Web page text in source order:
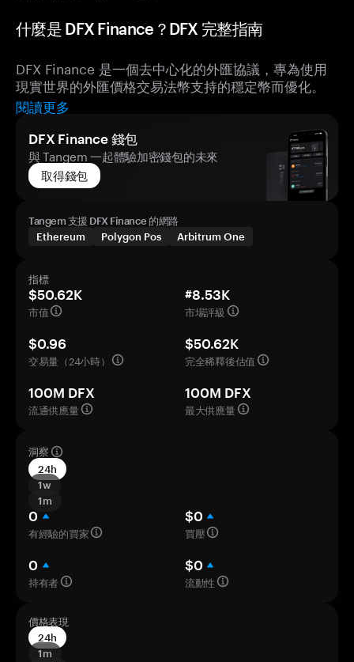
什麼是 DFX Finance？DFX 完整指南
DFX Finance 是一個去中心化的外匯協議，專為使用
現實世界的外匯價格交易法幣支持的穩定幣而優化。
閱讀更多
DFX Finance 錢包
與 Tangem 一起體驗加密錢包的未來
取得錢包
Tangem 支援 DFX Finance 的網路
Ethereum
Polygon Pos Arbitrum One
指標
$50.62K
市值
#8.53K
市場評級
$0.96
交易量（24小時）
$50.62K
完全稀釋後估值
100M DFX
流通供應量
100M DFX
最大供應量
洞察
24h
1w
1m
0
有經驗的買家
$0
買壓
0
持有者
$0
流動性
價格表現
24h
1m